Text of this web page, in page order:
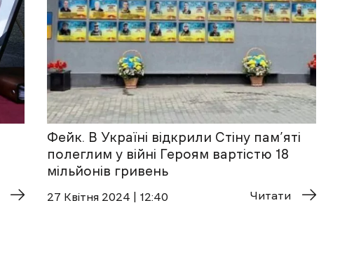
Фейк. В Україні відкрили Стіну пам’яті
полеглим у війні Героям вартістю 18
мільйонів гривень
27 Квітня 2024 | 12:40 Читати